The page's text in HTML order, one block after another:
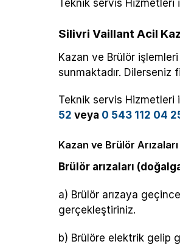
Teknik servis Hizmetleri
Silivri Vaillant Acil
Kazan ve Brülör
sunmaktadır. Dilerseniz
Teknik servis Hizmetleri
52 veya 0 543 112 04
Kazan ve Brülör
Brülör arızaları
a) Brülör arızaya
gerçekleştiriniz.
b) Brülöre elektrik gelip